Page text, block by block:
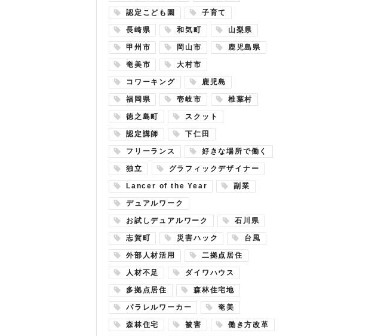
認定こども園 子育て
長崎県 和気町 山梨県
甲州市 岡山市 鹿児島県
奄美市 大村市
コワーキング 鹿児島
福岡県 壱岐市 椎葉村
徳之島町 スクット
認定講師 下仁田
フリーランス 好きな場所で働く
独立 グラフィックデザイナー
Lancer of the Year 副業
デュアルワーク
お試しデュアルワーク 石川県
志賀町 災害ハック 台風
外部人材活用 二拠点居住
人材不足 ダイワハウス
多拠点居住 森林住宅地
パラレルワーカー 奄美
森林住宅 被害 働き方改革